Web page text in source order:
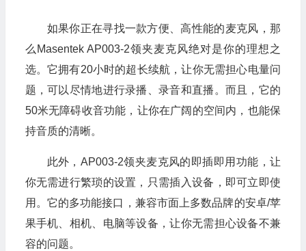
如果你正在寻找一款方便、高性能的麦克风，那
么Masentek AP003-2领夹麦克风绝对是你的理想之
选。它拥有20小时的超长续航，让你无需担心电量问
题，可以尽情地进行录播、录音和直播。而且，它的
50米无障碍收音功能，让你在广阔的空间内，也能保
持音质的清晰。
此外，AP003-2领夹麦克风的即插即用功能，让
你无需进行繁琐的设置，只需插入设备，即可立即使
用。它的多功能接口，兼容市面上多数品牌的安卓/苹
果手机、相机、电脑等设备，让你无需担心设备不兼
容的问题。